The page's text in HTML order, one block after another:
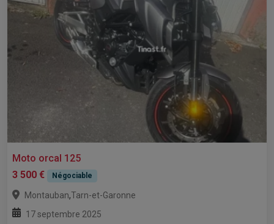
Moto orcal 125
3 500 €
Négociable
Montauban,Tarn-et-Garonne
17 septembre 2025